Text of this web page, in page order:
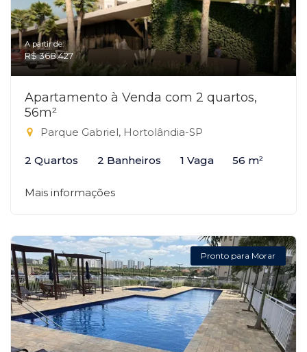
A partir de:
R$ 368.427
Apartamento à Venda com 2 quartos,
56m²
Parque Gabriel, Hortolândia-SP
2 Quartos 2 Banheiros 1 Vaga 56 m²
Mais informações
Pronto para Morar